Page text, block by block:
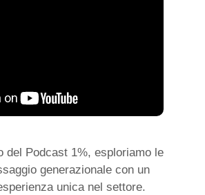
del Podcast 1%, esploriamo le
generazionale con un
unica nel settore.